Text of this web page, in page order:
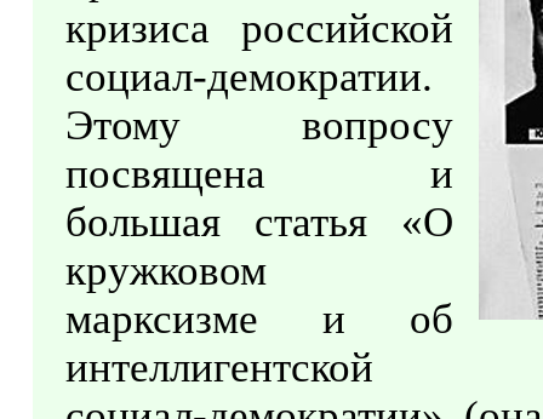
кризиса российской
социал-демократии.
Этому вопросу
посвящена и
большая статья «О
кружковом
марксизме и об
интеллигентской